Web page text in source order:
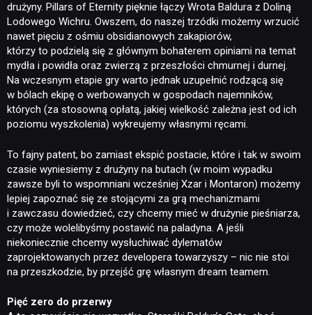
drużyny. Pillars of Eternity pięknie łączy Wrota Baldura z Doliną
Lodowego Wichru. Owszem, do naszej trzódki możemy wrzucić
nawet pięciu z ośmiu obsidianowych zakapiorów,
którzy to podzielą się z głównym bohaterem opiniami na temat
mydła i powidła oraz zwierzą z przeszłości chmurnej i durnej.
Na wczesnym etapie gry warto jednak uzupełnić rodzącą się
w bólach ekipę o werbowanych w gospodach najemników,
których (za stosowną opłatą, jakiej wielkość zależna jest od ich
poziomu wyszkolenia) wykreujemy własnymi ręcami.
To fajny patent, bo zamiast ekspić postacie, które i tak w swoim
czasie wyniesiemy z drużyny na butach (w moim wypadku
zawsze byli to wspomniani wcześniej Xzar i Montaron) możemy
lepiej zapoznać się ze stojącymi za grą mechanizmami
i zawczasu dowiedzieć, czy chcemy mieć w drużynie pieśniarza,
czy może wolelibyśmy postawić na paladyna. A jeśli
niekoniecznie chcemy wysłuchiwać dylematów
zaprojektowanych przez developera towarzyszy – nic nie stoi
na przeszkodzie, by przejść grę własnym dream teamem.
Pięć zero do przerwy